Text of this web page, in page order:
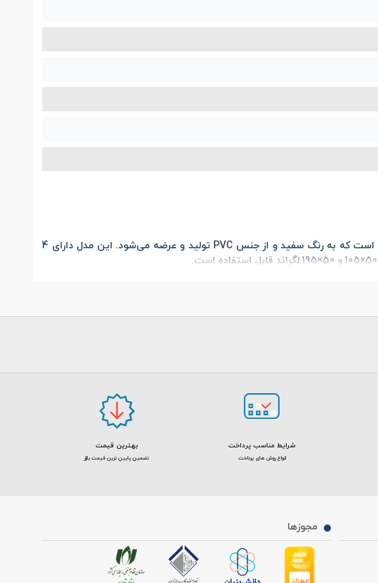
است که به رنگ سفید و از جنس PVC تولید و عرضه می‌شود. این مدل دارای 4
شرایط مناسب پرداخت
انواع روش های پرداخت
بهترین قیمت
تضمین پایین ترین قیمت بازار
مجوزها